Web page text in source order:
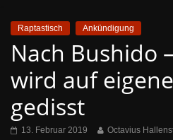
Raptastisch Ankündigung
Nach Bushido
wird auf
gedisst
13. Februar 2019 Octavius